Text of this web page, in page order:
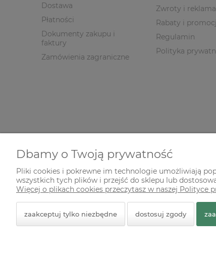
Dostawa
Płatności
Dokumenty zakupu i
faktury
Zamówienia zagraniczne
Zwroty i
Rabaty i
Regulamin
Polityka
© 2026 zielonekoty.pl. Wszelkie prawa
Dbamy o Twoją prywatność
Pliki cookies i pokrewne im technologie umożliwiają
wszystkich tych plików i przejść do sklepu lub
Więcej o plikach cookies przeczytasz w naszej Polityce
zaakceptuj tylko niezbędne dostosuj zgody